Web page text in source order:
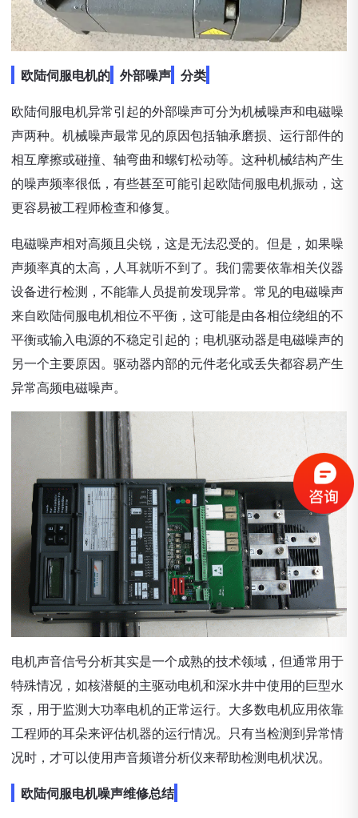
欧陆伺服电机的 外部噪声 分类
欧陆伺服电机异常引起的外部噪声可分为机械噪声和电磁噪
声两种。机械噪声最常见的原因包括轴承磨损、运行部件的
相互摩擦或碰撞、轴弯曲和螺钉松动等。这种机械结构产生
的噪声频率很低，有些甚至可能引起欧陆伺服电机振动，这
更容易被工程师检查和修复。
电磁噪声相对高频且尖锐，这是无法忍受的。但是，如果噪
声频率真的太高，人耳就听不到了。我们需要依靠相关仪器
设备进行检测，不能靠人员提前发现异常。常见的电磁噪声
来自欧陆伺服电机相位不平衡，这可能是由各相位绕组的不
平衡或输入电源的不稳定引起的；电机驱动器是电磁噪声的
另一个主要原因。驱动器内部的元件老化或丢失都容易产生
异常高频电磁噪声。
电机声音信号分析其实是一个成熟的技术领域，但通常用于
特殊情况，如核潜艇的主驱动电机和深水井中使用的巨型水
泵，用于监测大功率电机的正常运行。大多数电机应用依靠
工程师的耳朵来评估机器的运行情况。只有当检测到异常情
况时，才可以使用声音频谱分析仪来帮助检测电机状况。
欧陆伺服电机噪声维修总结